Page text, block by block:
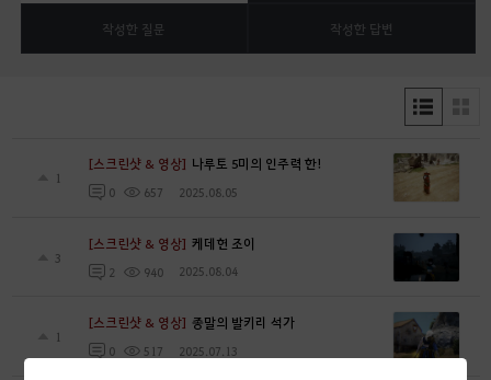
작성한 질문 작성한 답변
[스크린샷 & 영상] 나루토 5미의 인주력 한!
1
0 657 2025.08.05
[스크린샷 & 영상] 케데헌 조이
3
2 940 2025.08.04
[스크린샷 & 영상] 종말의 발키리 석가
1
0 517 2025.07.13